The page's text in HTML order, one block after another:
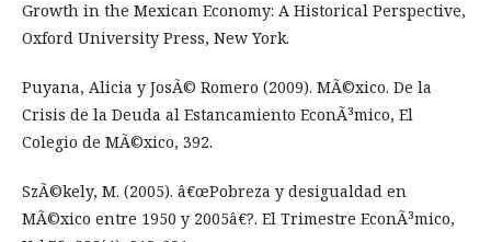
Growth in the Mexican Economy: A Historical Perspective,
Oxford University Press, New York.
Puyana, Alicia y JosÃ© Romero (2009). MÃ©xico. De la
Crisis de la Deuda al Estancamiento EconÃ³mico, El
Colegio de MÃ©xico, 392.
SzÃ©kely, M. (2005). â€œPobreza y desigualdad en
MÃ©xico entre 1950 y 2005â€?. El Trimestre EconÃ³mico,